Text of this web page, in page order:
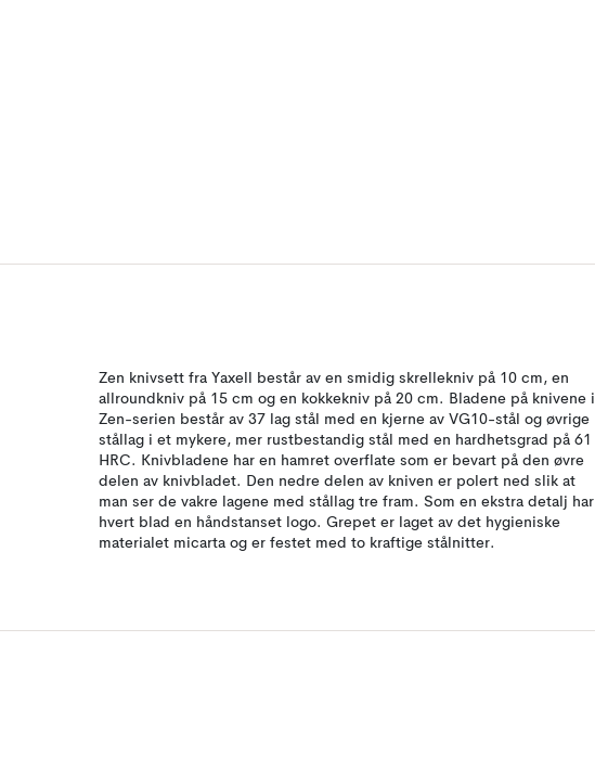
Zen knivsett fra Yaxell består av en smidig skrellekniv på 10 cm, en
allroundkniv på 15 cm og en kokkekniv på 20 cm. Bladene på knivene i
Zen-serien består av 37 lag stål med en kjerne av VG10-stål og øvrige
stållag i et mykere, mer rustbestandig stål med en hardhetsgrad på 61
HRC. Knivbladene har en hamret overflate som er bevart på den øvre
delen av knivbladet. Den nedre delen av kniven er polert ned slik at
man ser de vakre lagene med stållag tre fram. Som en ekstra detalj har
hvert blad en håndstanset logo. Grepet er laget av det hygieniske
materialet micarta og er festet med to kraftige stålnitter.